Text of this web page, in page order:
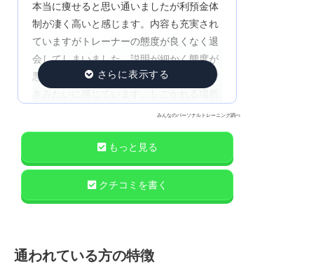
本当に痩せると思い通いましたが利預金体
制が凄く高いと感じます。内容も充実され
ていますがトレーナーの態度が良くなく退
会してしまいました。説明が細かく態度が
悪い事です。今でも思いますがきついしご
で私にはついていけないから反抗して退会
しました。嫌になる態度は辞めて欲しいと
何度も伝えました。
みんなのパーソナルトレーニング調べ
もっと見る
クチコミを書く
通われている方の特徴